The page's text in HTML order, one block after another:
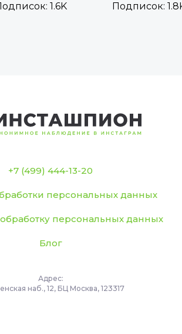
1.6K
Подписок:
+7 (499) 444-13-20
персональных данных
персональных данных
Блог
Адрес:
наб., 12, БЦ Москва, 123317